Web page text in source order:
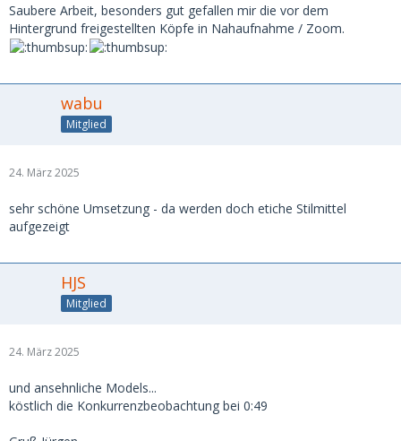
Saubere Arbeit, besonders gut gefallen mir die vor dem
Hintergrund freigestellten Köpfe in Nahaufnahme / Zoom.
wabu
Mitglied
24. März 2025
sehr schöne Umsetzung - da werden doch etiche Stilmittel
aufgezeigt
HJS
Mitglied
24. März 2025
und ansehnliche Models...
köstlich die Konkurrenzbeobachtung bei 0:49